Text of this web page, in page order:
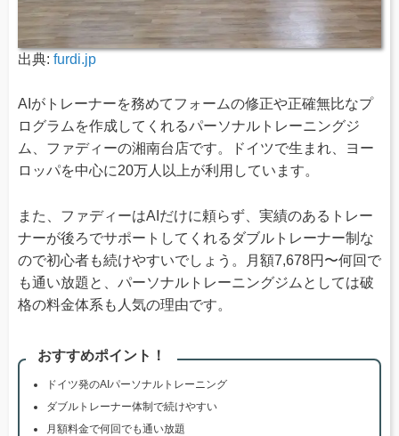
出典: furdi.jp
AIがトレーナーを務めてフォームの修正や正確無比なプ
ログラムを作成してくれるパーソナルトレーニングジ
ム、ファディーの湘南台店です。ドイツで生まれ、ヨー
ロッパを中心に20万人以上が利用しています。
また、ファディーはAIだけに頼らず、実績のあるトレー
ナーが後ろでサポートしてくれるダブルトレーナー制な
ので初心者も続けやすいでしょう。月額7,678円〜何回で
も通い放題と、パーソナルトレーニングジムとしては破
格の料金体系も人気の理由です。
おすすめポイント！
ドイツ発のAIパーソナルトレーニング
ダブルトレーナー体制で続けやすい
月額料金で何回でも通い放題